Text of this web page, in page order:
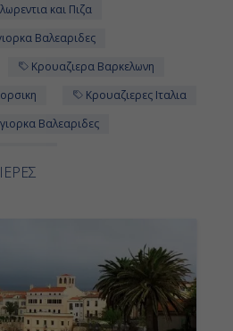
και Πιζα
Βαλεαριδες
Κρουαζιερα Βαρκελωνη
Κρουαζιερες Ιταλια
Βαλεαριδες